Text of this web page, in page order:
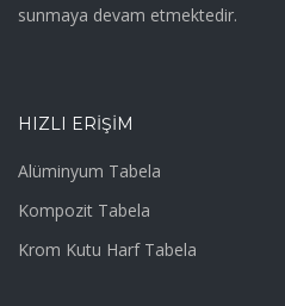
sunmaya devam etmektedir.
HIZLI ERIŞIM
Alüminyum Tabela
Kompozit Tabela
Krom Kutu Harf Tabela